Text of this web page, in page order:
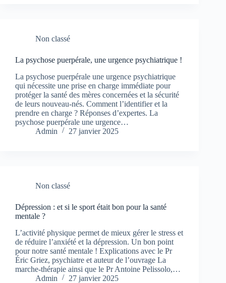
Non classé
La psychose puerpérale, une urgence psychiatrique !
La psychose puerpérale une urgence psychiatrique
qui nécessite une prise en charge immédiate pour
protéger la santé des mères concernées et la sécurité
de leurs nouveau-nés. Comment l’identifier et la
prendre en charge ? Réponses d’expertes. La
psychose puerpérale une urgence…
Admin
27 janvier 2025
Non classé
Dépression : et si le sport était bon pour la santé
mentale ?
L’activité physique permet de mieux gérer le stress et
de réduire l’anxiété et la dépression. Un bon point
pour notre santé mentale ! Explications avec le Pr
Éric Griez, psychiatre et auteur de l’ouvrage La
marche-thérapie ainsi que le Pr Antoine Pelissolo,…
Admin
27 janvier 2025